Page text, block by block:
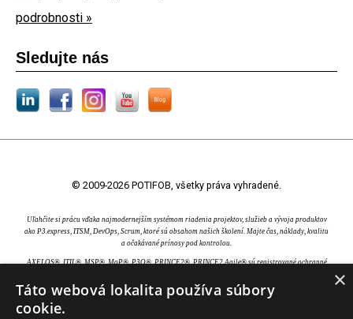
podrobnosti »
Sledujte nás
© 2009-2026 POTIFOB, všetky práva vyhradené.
Uľahčite si prácu vďaka najmodernejším systémom riadenia projektov, služieb a vývoja produktov
ako P3.express, ITSM, DevOps, Scrum, ktoré sú obsahom našich školení. Majte čas, náklady, kvalitu
a očakávané prínosy pod kontrolou.
AXELOS®, ITIL®, MSP®, MoP®, P3O®, PRINCE2®, PRINCE2 Agile® sú registrované ochranné
PMBOK®, PMI®, PMI-ACP® a PMP® sú registrované ochranné známky Project Management
Institute, Inc. EXIN® je registrovaná ochranná známka EXIN Holding B.V.. IPMA® je registrovaná
ochranná známka International Project Management Association. TOGAF® je registrovaná
×
Táto webová lokalita používa súbory
cookie.